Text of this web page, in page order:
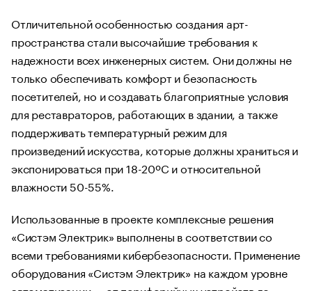
Отличительной особенностью создания арт-
пространства стали высочайшие требования к
надежности всех инженерных систем. Они должны не
только обеспечивать комфорт и безопасность
посетителей, но и создавать благоприятные условия
для реставраторов, работающих в здании, а также
поддерживать температурный режим для
произведений искусства, которые должны храниться и
экспонироваться при 18-20ºC и относительной
влажности 50-55%.
Использованные в проекте комплексные решения
«Систэм Электрик» выполнены в соответствии со
всеми требованиями кибербезопасности. Применение
оборудования «Систэм Электрик» на каждом уровне